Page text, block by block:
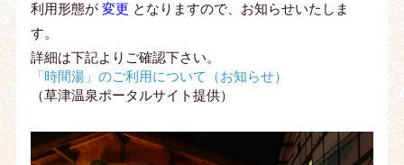
利用形態が変更 となりますので、お知らせいたしま
す。
詳細は下記よりご確認下さい。
「時間湯」のご利用について（お知らせ）
（草津温泉ポータルサイト提供）